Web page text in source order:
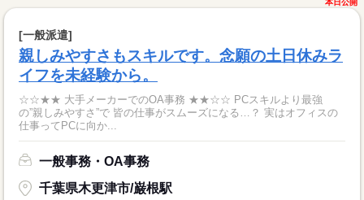
本日公開
[一般派遣]
親しみやすさもスキルです。念願の土日休みラ
イフを未経験から。
☆☆★★ 大手メーカーでのOA事務 ★★☆☆ PCスキルより最強
の”親しみやすさ”で 皆の仕事がスムーズになる…？ 実はオフィスの
仕事ってPCに向か...
一般事務・OA事務
千葉県木更津市/巌根駅